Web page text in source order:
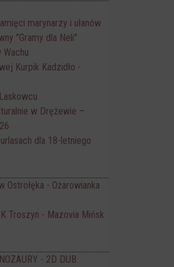
marynarzy i ułanów
"Gramy dla Neli"
Kurpik Kadzidło -
w Drężewie –
dla 18-letniego
Ostrołęka - Ożarowianka
Troszyn - Mazovia Mińsk
- 2D DUB